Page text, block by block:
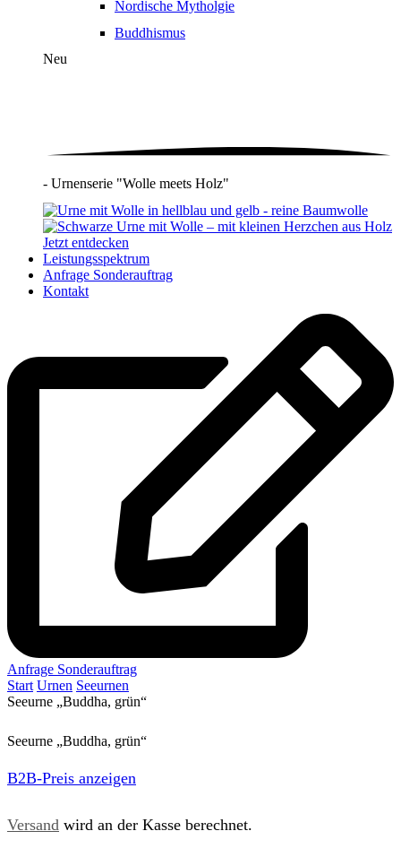
Nordische Mytholgie
Buddhismus
Neu
- Urnenserie "Wolle meets Holz"
Jetzt entdecken
Leistungsspektrum
Anfrage Sonderauftrag
Kontakt
Anfrage Sonderauftrag
Start Urnen Seeurnen
Seeurne „Buddha, grün“
Seeurne „Buddha, grün“
B2B-Preis anzeigen
Versand wird an der Kasse berechnet.